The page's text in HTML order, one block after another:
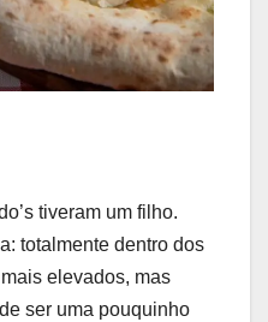
tiveram um filho.
totalmente dentro dos
elevados, mas
ser uma pouquinho